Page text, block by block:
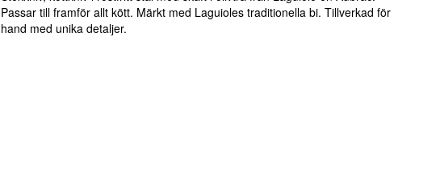
Passar till framför allt kött. Märkt med Laguioles traditionella bi. Tillverkad för
hand med unika detaljer.